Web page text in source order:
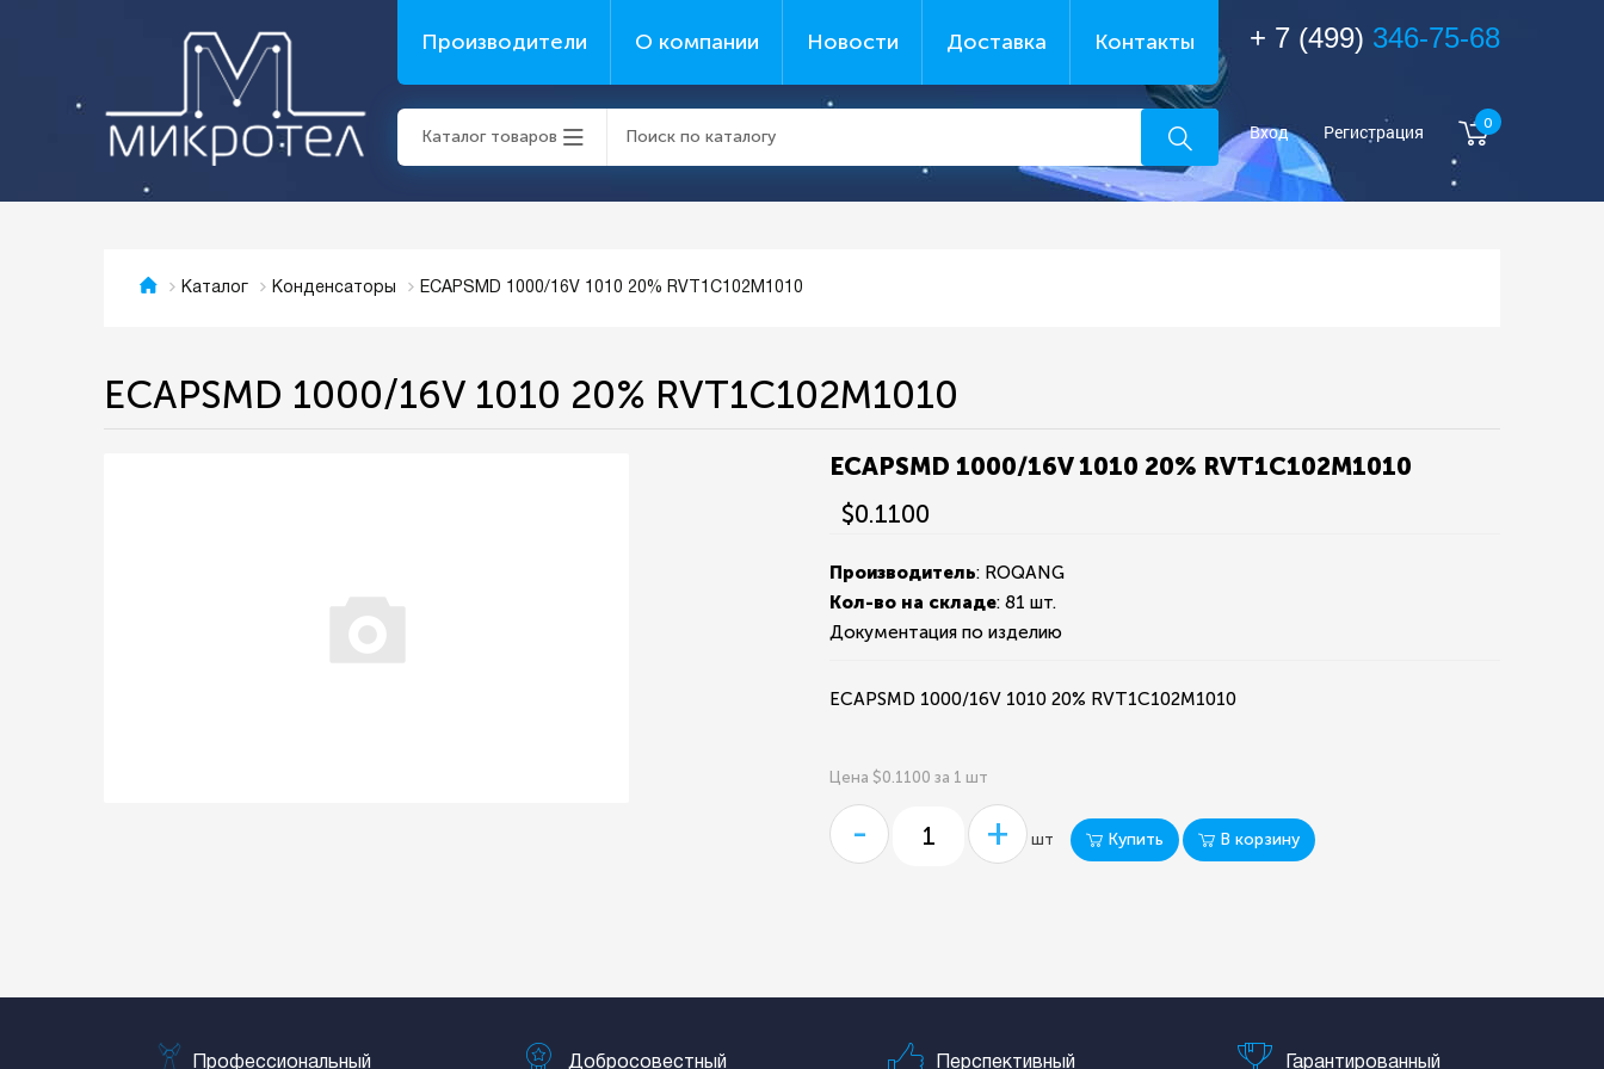
Производители О компании Новости Доставка Контакты
Каталог товаров
+ 7 (499) 346-75-68
Вход Регистрация 0
Каталог Конденсаторы ECAPSMD 1000/16V 1010 20% RVT1C102M1010
ECAPSMD 1000/16V 1010 20% RVT1C102M1010
ECAPSMD 1000/16V 1010 20% RVT1C102M1010
$0.1100
Производитель: ROQANG
Кол-во на складе:81 шт.
Документация по изделию
ECAPSMD 1000/16V 1010 20% RVT1C102M1010
Цена $0.1100 за 1 шт
- + шт Купить В корзину
Профессиональный Добросовестный Перспективный Гарантированный